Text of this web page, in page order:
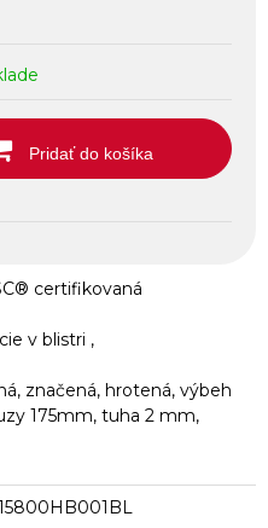
Pridať do košíka
certifikovaná
v blistri ,
značená, hrotená, výbeh
175mm, tuha 2 mm,